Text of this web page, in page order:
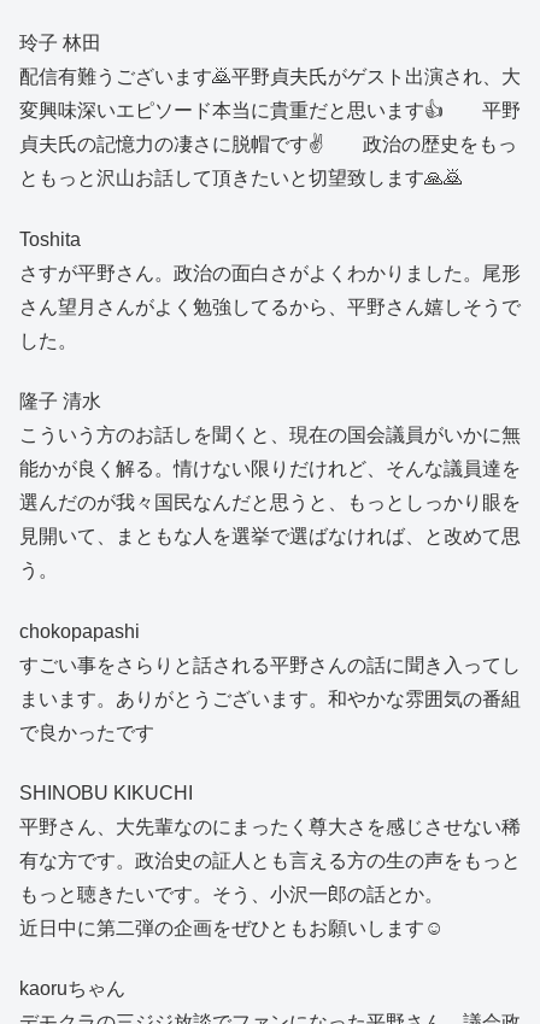
玲子 林田
配信有難うございます🙇平野貞夫氏がゲスト出演され、大
変興味深いエピソード本当に貴重だと思います👍 平野
貞夫氏の記憶力の凄さに脱帽です✌️ 政治の歴史をもっ
ともっと沢山お話して頂きたいと切望致します🙏🙇
Toshita
さすが平野さん。政治の面白さがよくわかりました。尾形
さん望月さんがよく勉強してるから、平野さん嬉しそうで
した。
隆子 清水
こういう方のお話しを聞くと、現在の国会議員がいかに無
能かが良く解る。情けない限りだけれど、そんな議員達を
選んだのが我々国民なんだと思うと、もっとしっかり眼を
見開いて、まともな人を選挙で選ばなければ、と改めて思
う。
chokopapashi
すごい事をさらりと話される平野さんの話に聞き入ってし
まいます。ありがとうございます。和やかな雰囲気の番組
で良かったです
SHINOBU KIKUCHI
平野さん、大先輩なのにまったく尊大さを感じさせない稀
有な方です。政治史の証人とも言える方の生の声をもっと
もっと聴きたいです。そう、小沢一郎の話とか。
近日中に第二弾の企画をぜひともお願いします☺️
kaoruちゃん